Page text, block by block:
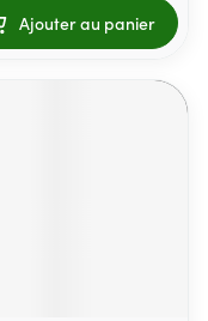
Ajouter au panier